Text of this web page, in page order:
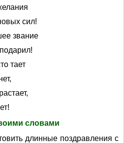
сил!
звание
тает
словами
длинные поздравления с